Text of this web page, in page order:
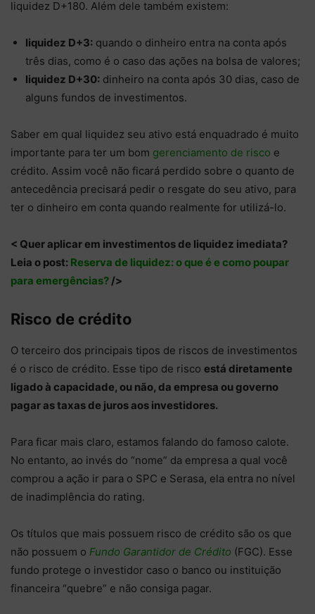
liquidez D+180. Além dele também existem:
liquidez D+3: quando o dinheiro entra na conta após
três dias, como é o caso das ações na bolsa de valores;
liquidez D+30: dinheiro na conta após 30 dias, caso de
alguns fundos de investimentos.
Saber em qual liquidez seu ativo está enquadrado é muito
importante para ter um bom gerenciamento de risco e
crédito. Assim você não ficará perdido sobre o quanto de
antecedência precisará pedir o resgate do seu ativo, para
ter o dinheiro em conta quando realmente for utilizá-lo.
< Quer aplicar em investimentos de liquidez imediata?
Leia o post: Reserva de liquidez: o que é e como poupar
para emergências? />
Risco de crédito
O terceiro dos principais tipos de riscos de investimentos
é o risco de crédito. Esse tipo de risco está diretamente
ligado à capacidade, ou não, da empresa ou governo
pagar as taxas de juros aos investidores.
Para ficar mais claro, estamos falando do famoso calote.
No entanto, ao invés do “nome” da empresa a qual você
comprou a ação ir para o SPC e Serasa, ela entra no nível
de inadimplência do rating.
Os títulos que mais possuem risco de crédito são os que
não possuem o Fundo Garantidor de Crédito (FGC). Esse
fundo protege o investidor caso o banco ou instituição
financeira “quebre” e não consiga pagar.